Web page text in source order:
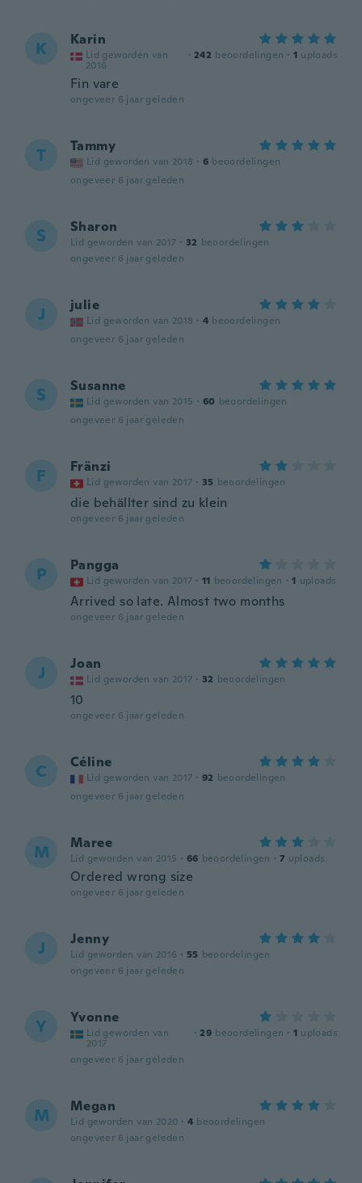
K Karin
Lid geworden van
2016
· 242 beoordelingen · 1 uploads
Fin vare
ongeveer 6 jaar geleden
T Tammy
Lid geworden van 2018 · 6 beoordelingen
ongeveer 6 jaar geleden
S Sharon
Lid geworden van 2017 · 32 beoordelingen
ongeveer 6 jaar geleden
J julie
Lid geworden van 2018 · 4 beoordelingen
ongeveer 6 jaar geleden
S Susanne
Lid geworden van 2015 · 60 beoordelingen
ongeveer 6 jaar geleden
F Fränzi
Lid geworden van 2017 · 35 beoordelingen
die behällter sind zu klein
ongeveer 6 jaar geleden
P Pangga
Lid geworden van 2017 · 11 beoordelingen · 1 uploads
Arrived so late. Almost two months
ongeveer 6 jaar geleden
J Joan
Lid geworden van 2017 · 32 beoordelingen
10
ongeveer 6 jaar geleden
C Céline
Lid geworden van 2017 · 92 beoordelingen
ongeveer 6 jaar geleden
M Maree
Lid geworden van 2015 · 66 beoordelingen · 7 uploads
Ordered wrong size
ongeveer 6 jaar geleden
J Jenny
Lid geworden van 2016 · 55 beoordelingen
ongeveer 6 jaar geleden
Y Yvonne
Lid geworden van
2017
· 29 beoordelingen · 1 uploads
ongeveer 6 jaar geleden
M Megan
Lid geworden van 2020 · 4 beoordelingen
ongeveer 6 jaar geleden